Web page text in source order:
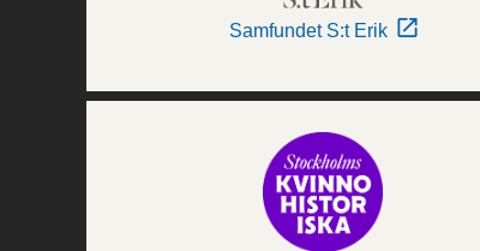
Samfundet S:t Erik